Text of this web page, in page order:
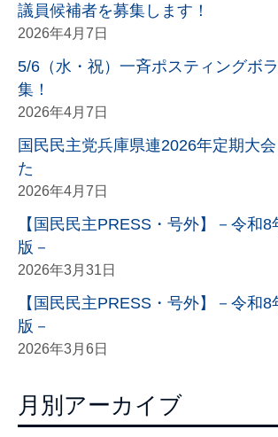
議員候補者を募集します！
2026年4月7日
5/6（水・祝）一斉ポスティングボ
集！
2026年4月7日
国民民主党兵庫県連2026年定期大
た
2026年4月7日
【国民民主PRESS・号外】－令和
版－
2026年3月31日
【国民民主PRESS・号外】－令和
版－
2026年3月6日
月別アーカイブ